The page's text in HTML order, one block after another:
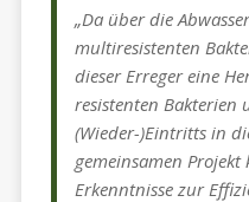
„Da über die
multiresistenten
dieser Erreger eine
resistenten Bakterien
(Wieder-)Eintritts in
gemeinsamen
Erkenntnisse zur